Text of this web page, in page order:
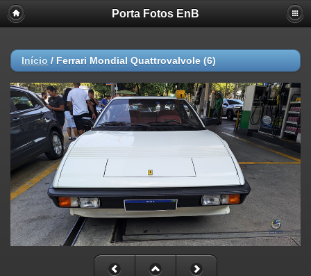
Porta Fotos EnB
Início / Ferrari Mondial Quattrovalvole (6)